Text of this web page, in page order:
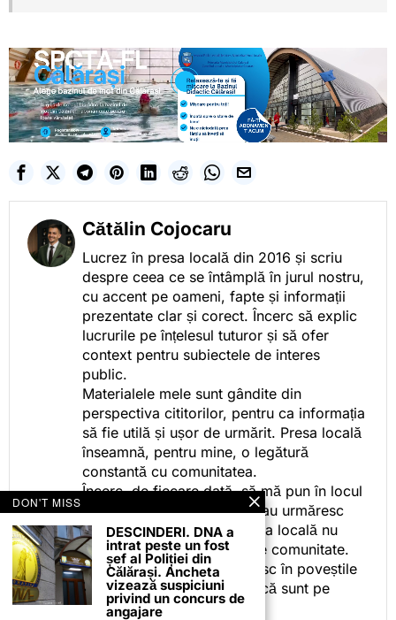
Cătălin Cojocaru
Lucrez în presa locală din 2016 și scriu
despre ceea ce se întâmplă în jurul nostru,
cu accent pe oameni, fapte și informații
prezentate clar și corect. Încerc să explic
lucrurile pe înțelesul tuturor și să ofer
context pentru subiectele de interes
public.
Materialele mele sunt gândite din
perspectiva cititorilor, pentru ca informația
să fie utilă și ușor de urmărit. Presa locală
înseamnă, pentru mine, o legătură
constantă cu comunitatea.
Încerc, de fiecare dată, să mă pun în locul
celor care citesc, privesc sau urmăresc
ceea ce fac. Pentru că presa locală nu
este despre mine, ci despre comunitate.
Iar dacă oamenii se regăsesc în poveștile
pe care le spun, înseamnă că sunt pe
drumul bun.
DON'T MISS
DESCINDERI. DNA a
intrat peste un fost
șef al Poliției din
Călărași. Ancheta
vizează suspiciuni
privind un concurs de
angajare